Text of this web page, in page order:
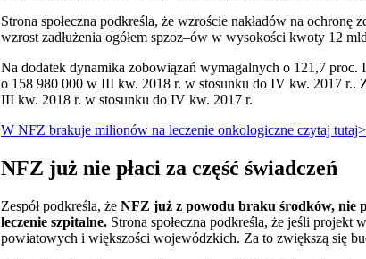
Strona społeczna podkreśla, że wzroście nakładów na
wzrost zadłużenia ogółem spzoz–ów w wysokości kwoty 12
Na dodatek dynamika zobowiązań wymagalnych o 121,7
o 158 980 000 w III kw. 2018 r. w stosunku do IV kw. 2017 r..
III kw. 2018 r. w stosunku do IV kw. 2017 r.
W NFZ brakuje milionów na leczenie onkologiczne czytaj
NFZ już nie płaci za część świadczeń
Zespół podkreśla, że NFZ już z powodu braku środków, nie
leczenie szpitalne. Strona społeczna podkreśla, że jeśli projekt
powiatowych i większości wojewódzkich. Za to zwiększą się